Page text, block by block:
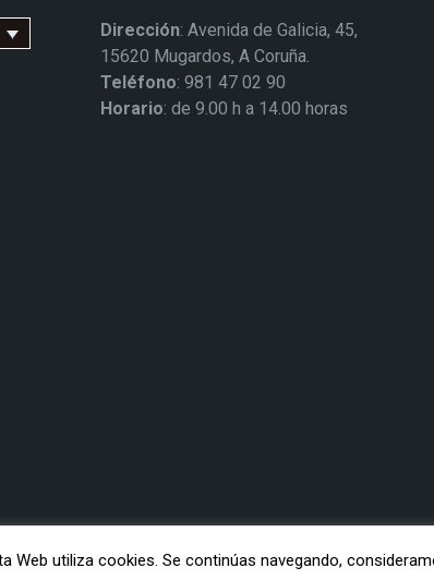
Dirección: Avenida de Galicia, 45,
15620 Mugardos, A Coruña.
Teléfono: 981 47 02 90
Horario: de 9.00 h a 14.00 horas
Web utiliza cookies. Se continúas navegando,